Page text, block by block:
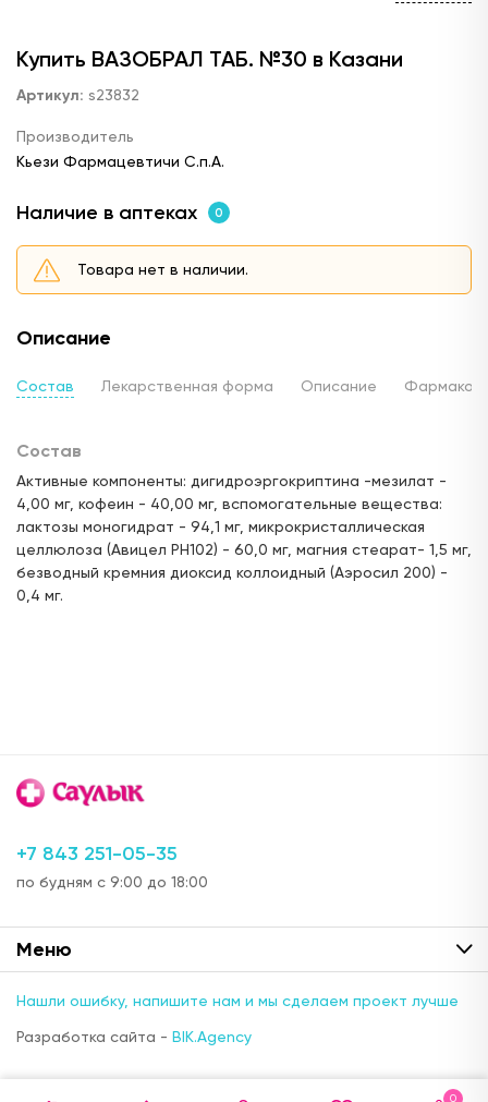
Купить ВАЗОБРАЛ ТАБ. №30 в Казани
Артикул: s23832
Производитель
Кьези Фармацевтичи С.п.А.
Наличие в аптеках 0
Товара нет в наличии.
Описание
Состав Лекарственная форма Описание
Состав
Активные компоненты: дигидроэргокриптина -мезилат -
4,00 мг, кофеин - 40,00 мг, вспомогательные вещества:
лактозы моногидрат - 94,1 мг, микрокристаллическая
целлюлоза (Авицел РН102) - 60,0 мг, магния стеарат- 1,5 мг,
безводный кремния диоксид коллоидный (Аэросил 200) -
0,4 мг.
+7 843 251-05-35
по будням с 9:00 до 18:00
Меню
Нашли ошибку, напишите нам и мы сделаем проект лучше
Разработка сайта - BIK.Agency
0